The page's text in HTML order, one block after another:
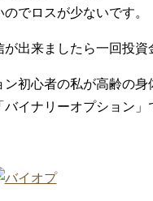
でロスが少ないです。
出来ましたら一回投資
初心者の私が高齢の
イナリーオプション」